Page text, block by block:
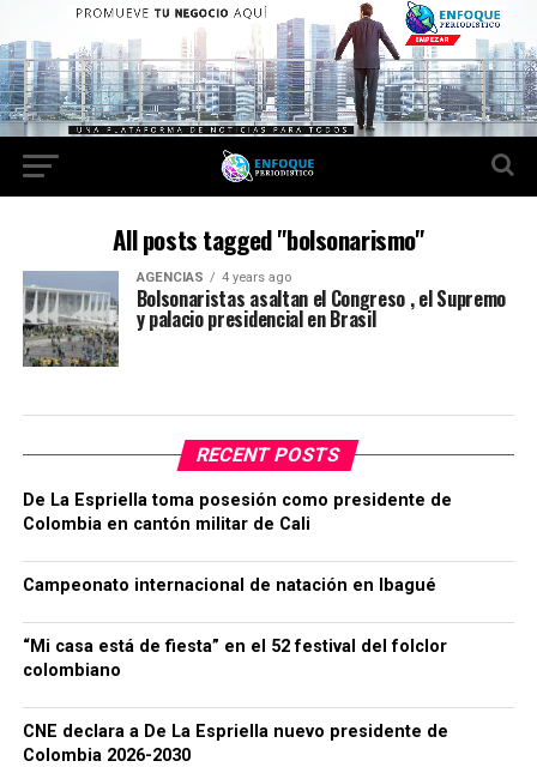
All posts tagged "bolsonarismo"
AGENCIAS 4 years ago
Bolsonaristas asaltan el Congreso , el Supremo
y palacio presidencial en Brasil
RECENT POSTS
De La Espriella toma posesión como presidente de
Colombia en cantón militar de Cali
Campeonato internacional de natación en Ibagué
“Mi casa está de fiesta” en el 52 festival del folclor
colombiano
CNE declara a De La Espriella nuevo presidente de
Colombia 2026-2030